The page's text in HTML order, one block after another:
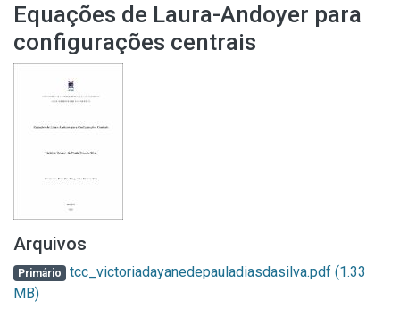
Equações de Laura-Andoyer para
configurações centrais
Arquivos
Primário tcc_victoriadayanedepauladiasdasilva.pdf (1.33
MB)